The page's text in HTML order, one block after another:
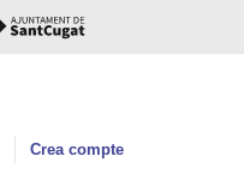
Crea compte